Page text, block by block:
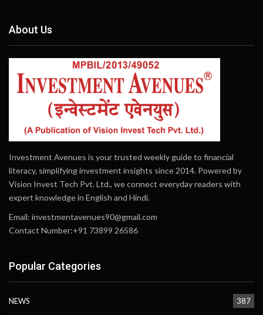
About Us
Investment Avenues is your trusted weekly guide to financial
literacy, simplifying investment insights since 2014. Powered by
Vision Invest Tech Pvt. Ltd., we connect everyday readers with
expert knowledge in English and Hindi.
Email: investmentavenues90@gmail.com
Contact Number:+91 73899 26586
Popular Categories
NEWS 387